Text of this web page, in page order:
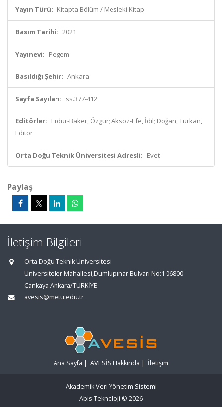
Yayın Türü: Kitapta Bölüm / Mesleki Kitap
Basım Tarihi: 2021
Yayınevi: Pegem
Basıldığı Şehir: Ankara
Sayfa Sayıları: ss.377-412
Editörler: Erdur-Baker, Özgür; Aksöz-Efe, İdil; Doğan, Türkan,
Editör
Orta Doğu Teknik Üniversitesi Adresli: Evet
Paylaş
İletişim Bilgileri
Orta Doğu Teknik Üniversitesi
Üniversiteler Mahallesi,Dumlupınar Bulvarı No:1 06800
Çankaya Ankara/TÜRKİYE
avesis@metu.edu.tr
Ana Sayfa | AVESİS Hakkında | İletişim
Akademik Veri Yönetim Sistemi
Abis Teknoloji © 2026